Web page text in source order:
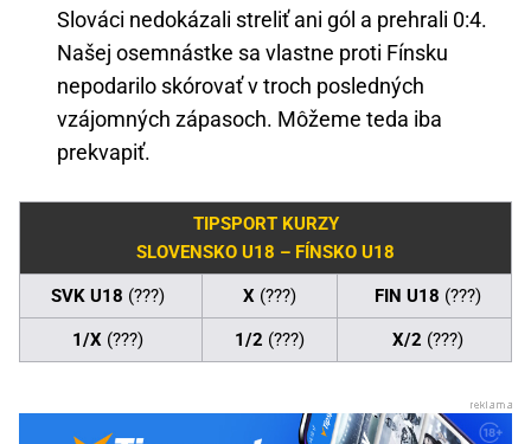
Slováci nedokázali streliť ani gól a prehrali 0:4.
Našej osemnástke sa vlastne proti Fínsku
nepodarilo skórovať v troch posledných
vzájomných zápasoch. Môžeme teda iba
prekvapiť.
TIPSPORT KURZY
SLOVENSKO U18 – FÍNSKO U18
SVK U18 (???) X (???) FIN U18 (???)
1/X(???) 1/2 (???) X/2 (???)